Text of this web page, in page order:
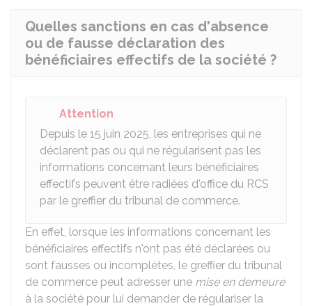
Quelles sanctions en cas d'absence
ou de fausse déclaration des
bénéficiaires effectifs de la société ?
Attention
Depuis le 15 juin 2025, les entreprises qui ne
déclarent pas ou qui ne régularisent pas les
informations concernant leurs bénéficiaires
effectifs peuvent être radiées d'office du RCS
par le greffier du tribunal de commerce.
En effet, lorsque les informations concernant les
bénéficiaires effectifs n'ont pas été déclarées ou
sont fausses ou incomplètes, le greffier du tribunal
de commerce peut adresser une mise en demeure
à la société pour lui demander de régulariser la